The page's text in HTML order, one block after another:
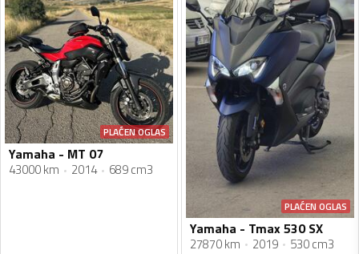
PLAĆEN OGLAS
Yamaha - MT 07
43000 km 2014 689 cm3
PLAĆEN OGLAS
Yamaha - Tmax 530 SX
27870 km 2019 530 cm3